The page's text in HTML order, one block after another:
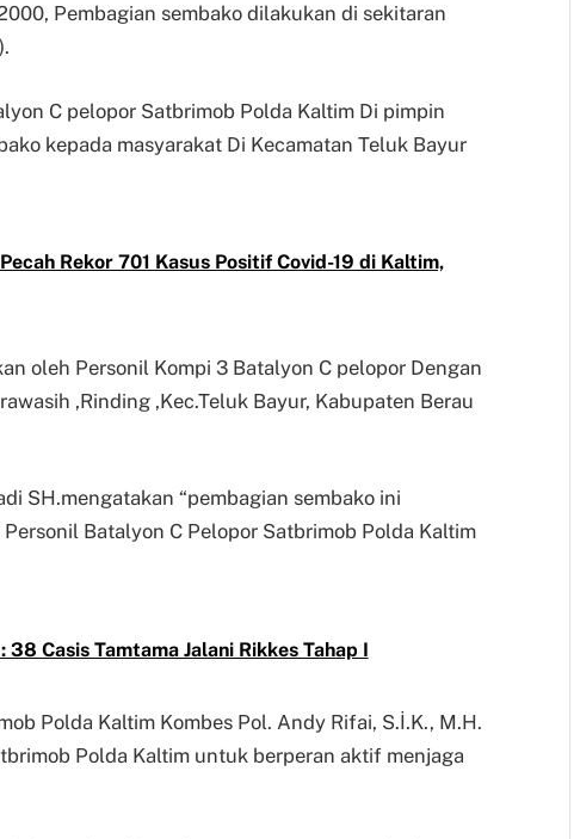
Pembagian sembako dilakukan di sekitaran
C pelopor Satbrimob Polda Kaltim Di pimpin
kepada masyarakat Di Kecamatan Teluk Bayur
Rekor 701 Kasus Positif Covid-19 di Kaltim,
oleh Personil Kompi 3 Batalyon C pelopor Dengan
,Rinding ,Kec.Teluk Bayur, Kabupaten Berau
SH.mengatakan “pembagian sembako ini
Batalyon C Pelopor Satbrimob Polda Kaltim
Casis Tamtama Jalani Rikkes Tahap I
Polda Kaltim Kombes Pol. Andy Rifai, S.İ.K., M.H.
Polda Kaltim untuk berperan aktif menjaga